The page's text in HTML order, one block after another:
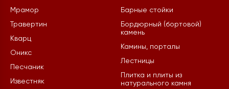
Мрамор
Травертин
Кварц
Оникс
Песчаник
Известняк
Барные стойки
Бордюрный (бортовой)
камень
Камины, порталы
Лестницы
Плитка и плиты из
натурального камня